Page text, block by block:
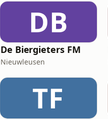
DB
De Biergieters FM
Nieuwleusen
TF